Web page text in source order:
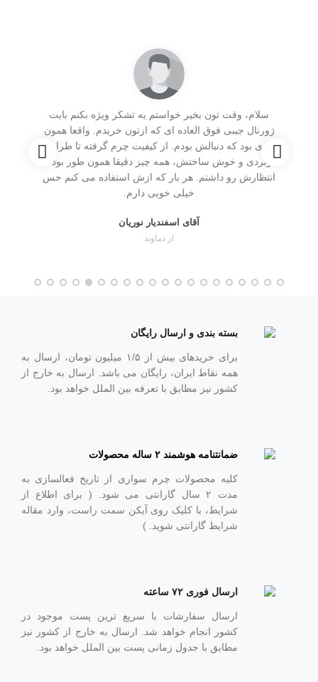
سلام، وقت تون بخیر خواستم یه تشکر ویژه بکنم بابت
ژورنال جیبی فوق العاده ای که ازتون خریدم. واقعا همون
چیزی بود که دنبالش بودم. از کیفیت چرم گرفته تا طراحی
کاربردی و خوش ساختش، همه چیز دقیقا همون طور بود که
انتظارش رو داشتم. هر بار که ازش استفاده می کنم حس
خیلی خوبی دارم.
آقای اسفندیار نوریان
از دماوند
بسته بندی و ارسال رایگان
برای خریدهای بیش از ۱/۵ میلیون تومان، ارسال به
همه نقاط ایران، رایگان می باشد. ارسال به خارج از
کشور نیز مطابق با تعرفه بین الملل خواهد بود.
ضمانتنامه هوشمند ۲ ساله محصولات
کلیه محصولات چرم سواری از تاریخ فعالسازی به
مدت ۲ سال گارانتی می شود. ( برای اطلاع از
شرایط، با کلیک روی آیکن سمت راست، وارد مقاله
شرایط گارانتی شوید. )
ارسال فوری ۷۲ ساعته
ارسال سفارشات با سریع ترین پست موجود در
کشور انجام خواهد شد. ارسال به خارج از کشور نیز
مطابق با جدول زمانی پست بین الملل خواهد بود.